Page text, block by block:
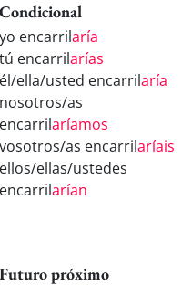
Condicional
yo encarrilaría
tú encarrilarías
él/ella/usted encarrilaría
nosotros/as
encarrilaríamos
vosotros/as encarrilaríais
ellos/ellas/ustedes
encarrilarían
Futuro próximo